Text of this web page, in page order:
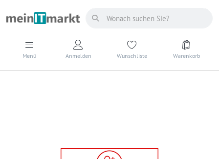
Menü Anmelden Wunschliste Warenkorb